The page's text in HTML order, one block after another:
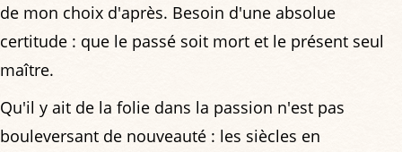
de mon choix d'après. Besoin d'une absolue
certitude : que le passé soit mort et le présent seul
maître.
Qu'il y ait de la folie dans la passion n'est pas
bouleversant de nouveauté : les siècles en